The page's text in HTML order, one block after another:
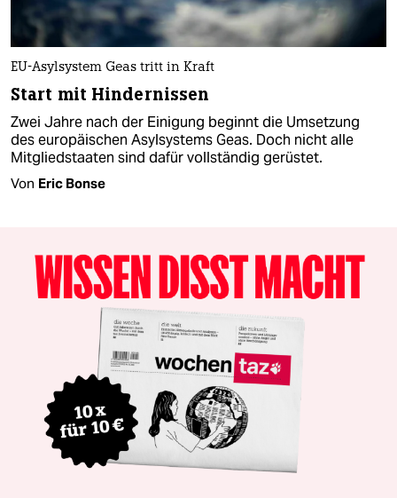
EU-Asylsystem Geas tritt in Kraft
Start mit Hindernissen
Zwei Jahre nach der Einigung beginnt die Umsetzung
des europäischen Asylsystems Geas. Doch nicht alle
Mitgliedstaaten sind dafür vollständig gerüstet.
Von Eric Bonse